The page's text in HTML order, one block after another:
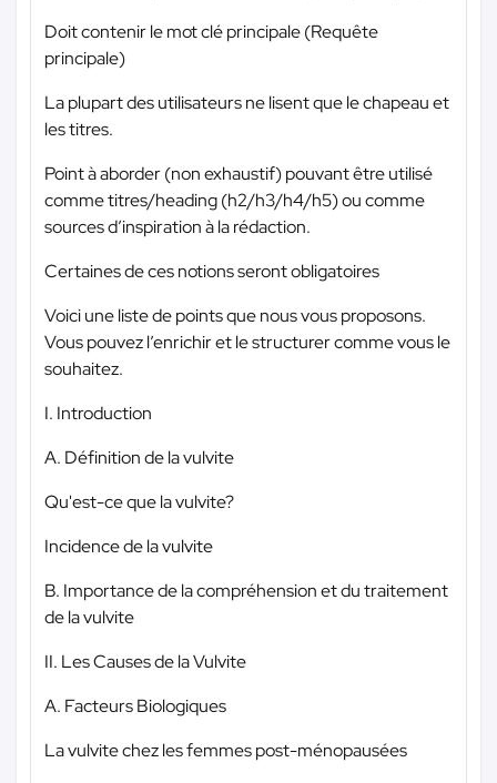
Doit contenir le mot clé principale (Requête
principale)
La plupart des utilisateurs ne lisent que le chapeau et
les titres.
Point à aborder (non exhaustif) pouvant être utilisé
comme titres/heading (h2/h3/h4/h5) ou comme
sources d’inspiration à la rédaction.
Certaines de ces notions seront obligatoires
Voici une liste de points que nous vous proposons.
Vous pouvez l’enrichir et le structurer comme vous le
souhaitez.
I. Introduction
A. Définition de la vulvite
Qu'est-ce que la vulvite?
Incidence de la vulvite
B. Importance de la compréhension et du traitement
de la vulvite
II. Les Causes de la Vulvite
A. Facteurs Biologiques
La vulvite chez les femmes post-ménopausées